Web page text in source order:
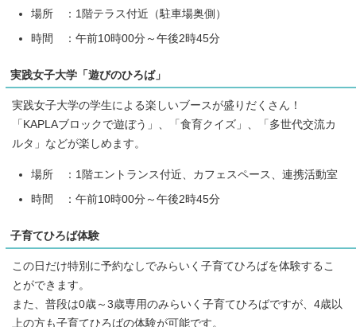
場所 ：1階テラス付近（駐車場奥側）
時間 ：午前10時00分～午後2時45分
実践女子大学「遊びのひろば」
実践女子大学の学生による楽しいブースが盛りだくさん！
「KAPLAブロックで遊ぼう」、「食育クイズ」、「多世代交流カ
ルタ」などが楽しめます。
場所 ：1階エントランス付近、カフェスペース、連携活動室
時間 ：午前10時00分～午後2時45分
子育てひろば体験
この日だけ特別に予約なしでみらいく子育てひろばを体験するこ
とができます。
また、普段は0歳～3歳専用のみらいく子育てひろばですが、4歳以
上の方も子育てひろばの体験が可能です。